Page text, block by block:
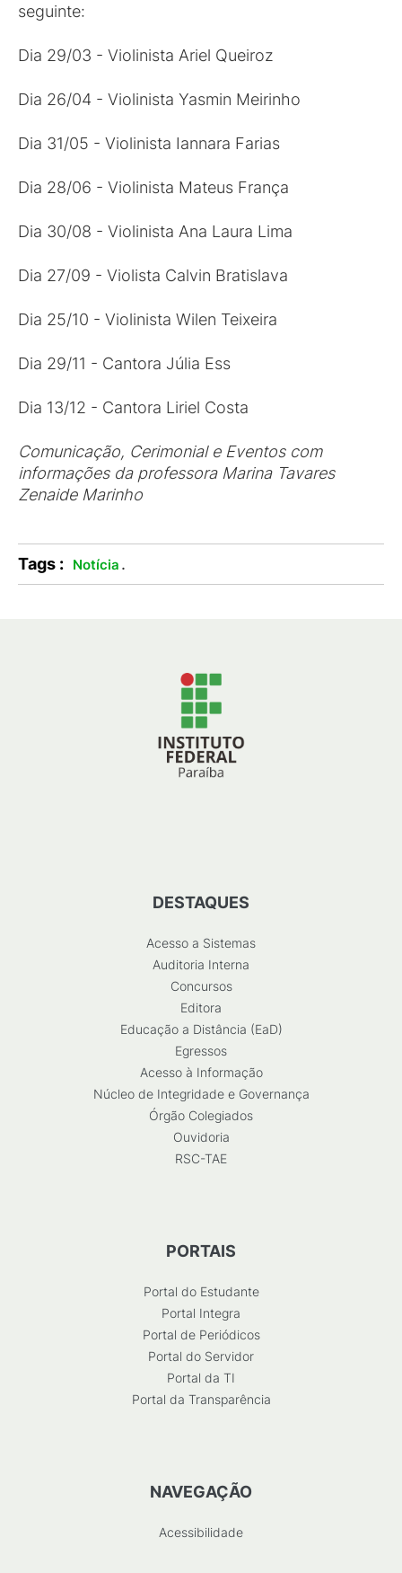
seguinte:
Dia 29/03 - Violinista Ariel Queiroz
Dia 26/04 - Violinista Yasmin Meirinho
Dia 31/05 - Violinista Iannara Farias
Dia 28/06 - Violinista Mateus França
Dia 30/08 - Violinista Ana Laura Lima
Dia 27/09 - Violista Calvin Bratislava
Dia 25/10 - Violinista Wilen Teixeira
Dia 29/11 - Cantora Júlia Ess
Dia 13/12 - Cantora Liriel Costa
Comunicação, Cerimonial e Eventos com
informações da professora Marina Tavares
Zenaide Marinho
Tags : Notícia .
DESTAQUES
Acesso a Sistemas
Auditoria Interna
Concursos
Editora
Educação a Distância (EaD)
Egressos
Acesso à Informação
Núcleo de Integridade e Governança
Órgão Colegiados
Ouvidoria
RSC-TAE
PORTAIS
Portal do Estudante
Portal Integra
Portal de Periódicos
Portal do Servidor
Portal da TI
Portal da Transparência
NAVEGAÇÃO
Acessibilidade